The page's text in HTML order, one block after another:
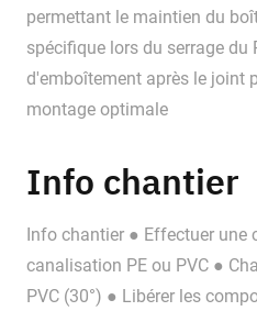
permettant le maintien du
spécifique lors du serrage du
d'emboîtement après le joint
montage optimale
Info chantier
Info chantier ● Effectuer une
canalisation PE ou PVC ●
PVC (30°) ● Libérer les